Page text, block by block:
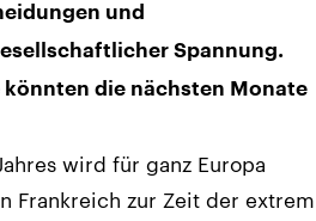
und
Spannung.
könnten die nächsten Monate
wird für ganz Europa
Frankreich zur Zeit der extrem